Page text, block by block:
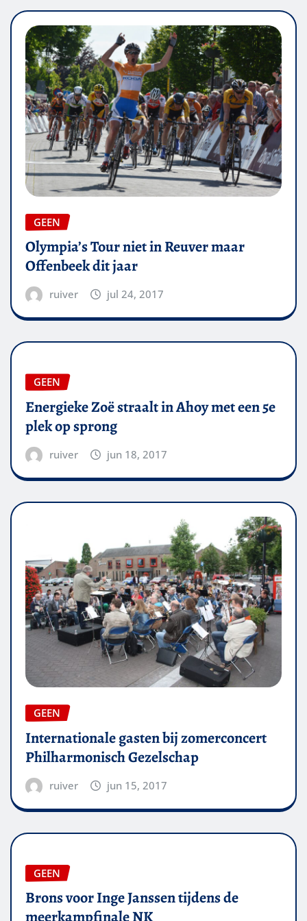
GEEN
Olympia’s Tour niet in Reuver maar
Offenbeek dit jaar
ruiver jul 24, 2017
GEEN
Energieke Zoë straalt in Ahoy met een 5e
plek op sprong
ruiver jun 18, 2017
GEEN
Internationale gasten bij zomerconcert
Philharmonisch Gezelschap
ruiver jun 15, 2017
GEEN
Brons voor Inge Janssen tijdens de